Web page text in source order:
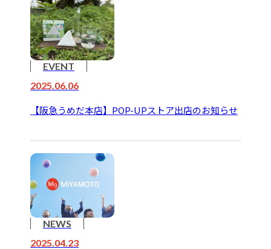
EVENT
2025.06.06
【阪急うめだ本店】POP-UPストア出店のお知らせ
NEWS
2025.04.23